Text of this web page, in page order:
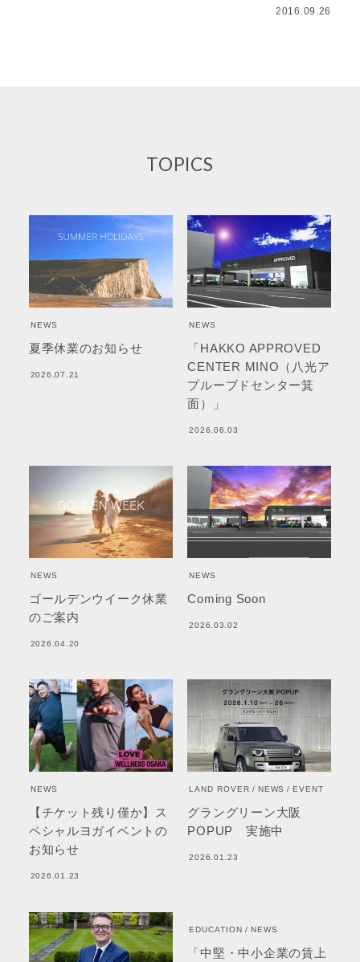
2016.09.26
TOPICS
NEWS
夏季休業のお知らせ
2026.07.21
NEWS
「HAKKO APPROVED
CENTER MINO（八光ア
プルーブドセンター箕
面）」
2026.06.03
NEWS
ゴールデンウイーク休業
のご案内
2026.04.20
NEWS
Coming Soon
2026.03.02
NEWS
【チケット残り僅か】ス
ペシャルヨガイベントの
お知らせ
2026.01.23
LAND ROVER NEWS EVENT
グラングリーン大阪
POPUP 実施中
2026.01.23
EDUCATION NEWS
「中堅・中小企業の賃上